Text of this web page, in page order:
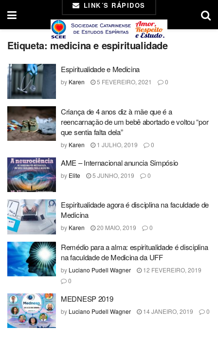
LINK´S RÁPIDOS
Etiqueta: medicina e espiritualidade
Espiritualidade e Medicina
by Karen 5 FEVEREIRO, 2021 0
Criança de 4 anos diz à mãe que é a
reencarnação de um bebê abortado e voltou “por
que sentia falta dela”
by Karen 1 JULHO, 2019 0
AME – Internacional anuncia Simpósio
by Elite 5 JUNHO, 2019 0
Espiritualidade agora é disciplina na faculdade de
Medicina
by Karen 20 MAIO, 2019 0
Remédio para a alma: espiritualidade é disciplina
na faculdade de Medicina da UFF
by Luciano Pudell Wagner
12 FEVEREIRO, 2019
0
MEDNESP 2019
by Luciano Pudell Wagner 14 JANEIRO, 2019 0